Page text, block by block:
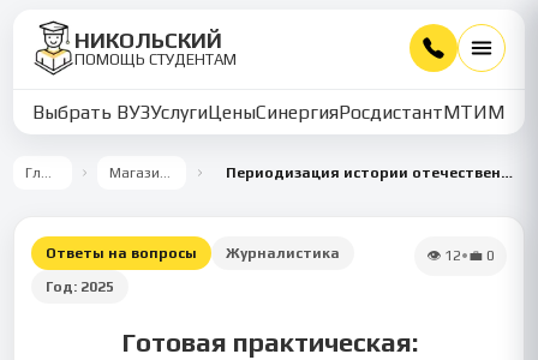
НИКОЛЬСКИЙ
ПОМОЩЬ СТУДЕНТАМ
Выбрать ВУЗУслугиЦеныСинергияРосдистантМТИММУ
Главная Магазин работ Периодизация истории отечественной журналистики
Ответы на вопросы
Журналистика
Год: 2025
👁 12•💼 0
Готовая практическая: